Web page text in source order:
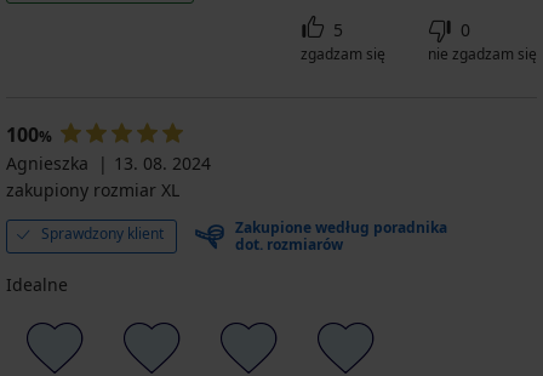
5
zgadzam się
0
nie zgadzam się
100%
Agnieszka
13. 08. 2024
zakupiony rozmiar XL
Sprawdzony klient
Zakupione według poradnika
dot. rozmiarów
Idealne